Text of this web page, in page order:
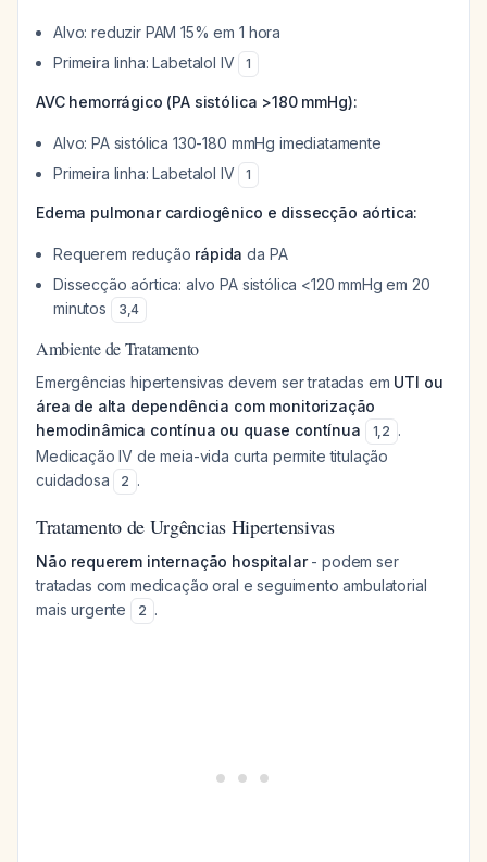
Alvo: reduzir PAM 15% em 1 hora
Primeira linha: Labetalol IV
1
AVC hemorrágico (PA sistólica >180 mmHg):
Alvo: PA sistólica 130-180 mmHg imediatamente
Primeira linha: Labetalol IV
1
Edema pulmonar cardiogênico e dissecção aórtica:
Requerem redução rápida da PA
Dissecção aórtica: alvo PA sistólica <120 mmHg em 20
minutos
3,4
Ambiente de Tratamento
Emergências hipertensivas devem ser tratadas em UTI ou
área de alta dependência com monitorização
hemodinâmica contínua ou quase contínua
1,2 .
Medicação IV de meia-vida curta permite titulação
cuidadosa
2 .
Tratamento de Urgências Hipertensivas
Não requerem internação hospitalar- podem ser
tratadas com medicação oral e seguimento ambulatorial
mais urgente
2 .